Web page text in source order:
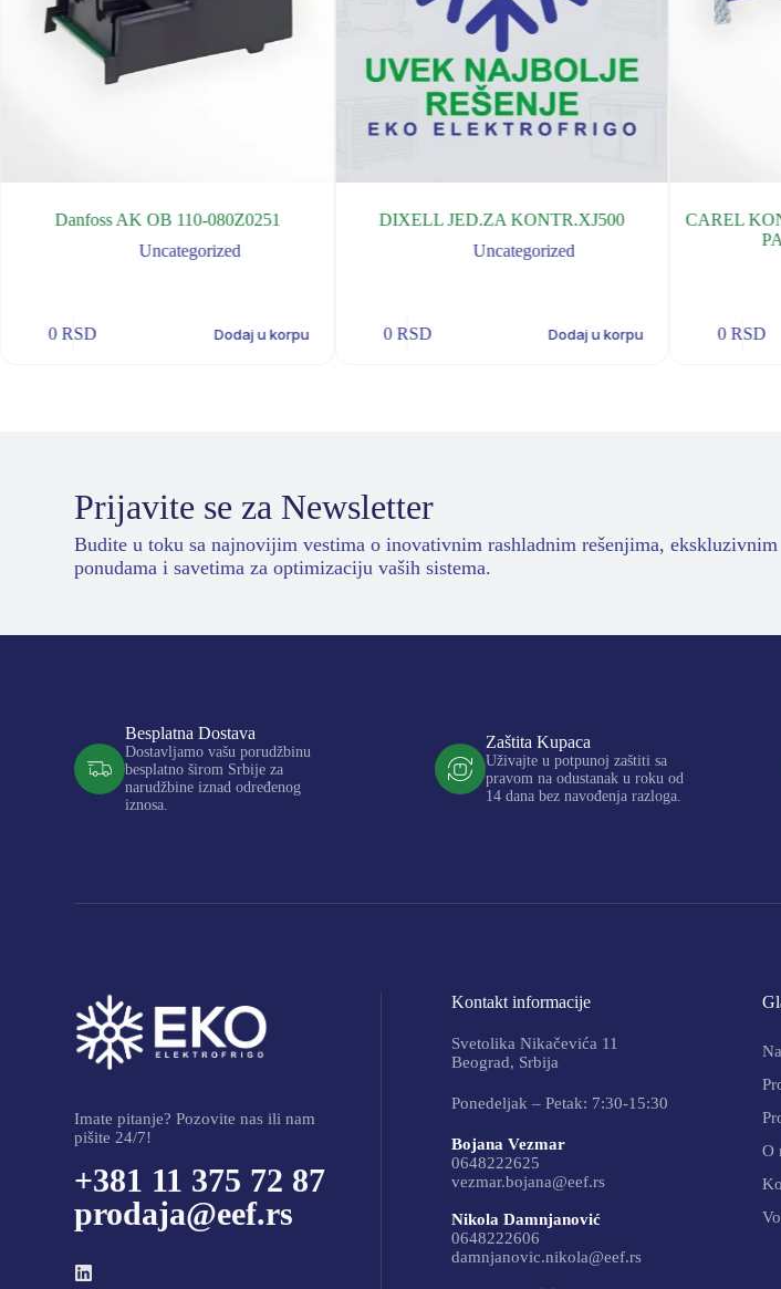
Danfoss AK OB 110-080Z0251
Uncategorized
0RSD Dodaj u korpu
DIXELL JED.ZA KONTR.XJ500
Uncategorized
0 RSD Dodaj u korpu
CAREL
0 RSD
Prijavite se za Newsletter
Budite u toku sa najnovijim vestima o inovativnim rashladnim rešenjima, ekskluzivnim
ponudama i savetima za optimizaciju vaših sistema.
Besplatna Dostava
Dostavljamo vašu porudžbinu
besplatno širom Srbije za
narudžbine iznad određenog
iznosa.
Zaštita Kupaca
Uživajte u potpunoj zaštiti sa
pravom na odustanak u roku od
14 dana bez navođenja razloga.
Imate pitanje? Pozovite nas ili nam
pišite 24/7!
+381 11 375 72 87
prodaja@eef.rs
Kontakt informacije
Svetolika Nikačevića 11
Beograd, Srbija
Ponedeljak – Petak: 7:30-15:30
Bojana Vezmar
0648222625
vezmar.bojana@eef.rs
Nikola Damnjanović
0648222606
damnjanovic.nikola@eef.rs
O